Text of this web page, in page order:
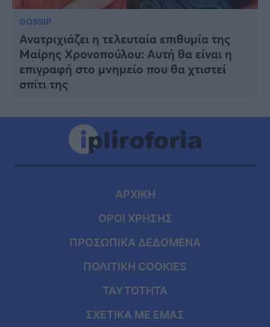
GOSSIP
Ανατριχιάζει η τελευταία επιθυμία της
Μαίρης Χρονοπούλου: Αυτή θα είναι η
επιγραφή στο μνημείο που θα χτιστεί
σπίτι της
ΑΡΧΙΚΗ
ΟΡΟΙ ΧΡΗΣΗΣ
ΠΡΟΣΩΠΙΚΑ ΔΕΔΟΜΕΝΑ
ΠΟΛΙΤΙΚΗ COOKIES
ΤΑΥΤΟΤΗΤΑ
ΣΧΕΤΙΚΑ ΜΕ ΕΜΑΣ